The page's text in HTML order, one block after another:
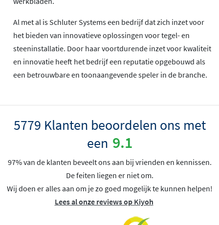
Al met al is Schluter Systems een bedrijf dat zich inzet voor
het bieden van innovatieve oplossingen voor tegel- en
steeninstallatie. Door haar voortdurende inzet voor kwaliteit
en innovatie heeft het bedrijf een reputatie opgebouwd als
een betrouwbare en toonaangevende speler in de branche.
5779 Klanten beoordelen ons met
een 9.1
97% van de klanten beveelt ons aan bij vrienden en kennissen.
De feiten liegen er niet om.
Wij doen er alles aan om je zo goed mogelijk te kunnen helpen!
Lees al onze reviews op Kiyoh